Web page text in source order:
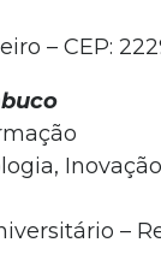
– CEP:
–